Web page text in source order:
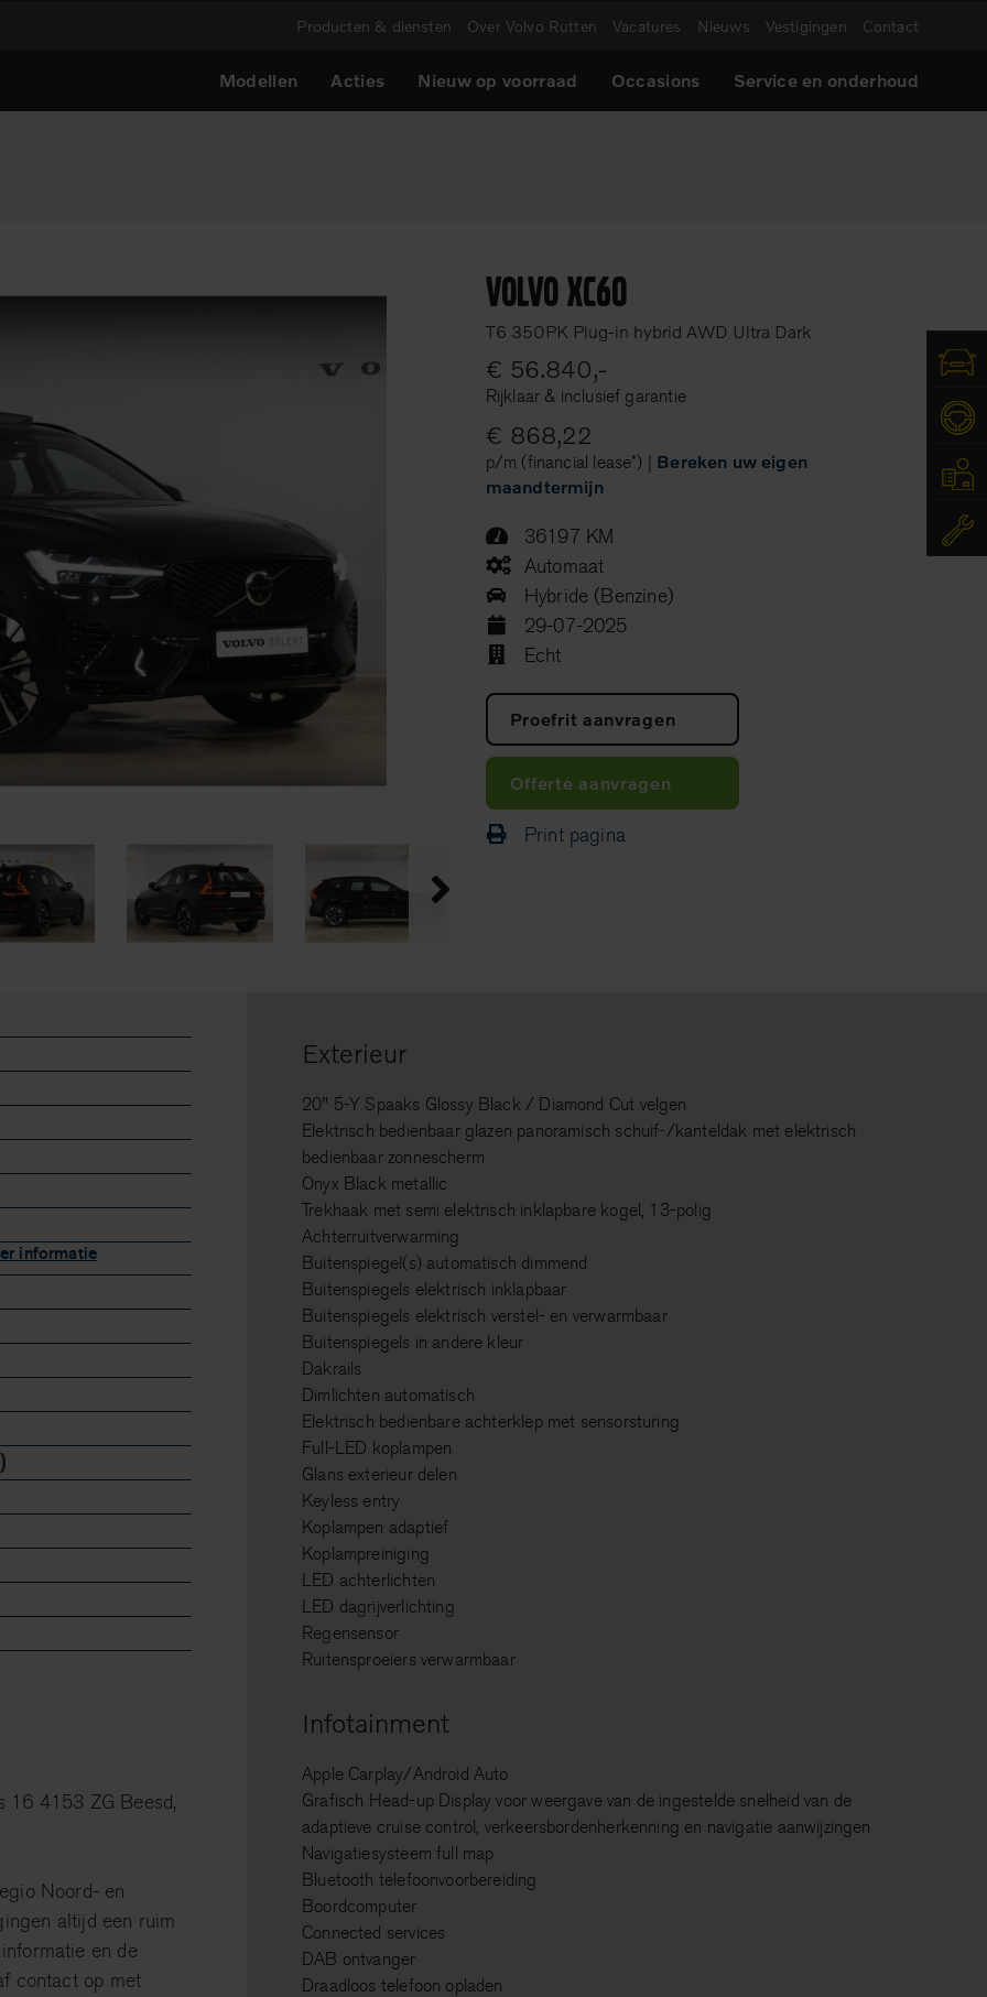
Producten & diensten Over Volvo Rutten Vacatures Nieuws Vestigingen Contact
Modellen Acties Nieuw op voorraad Occasions Service en onderhoud
Volvo XC60
T6 350PK Plug-in hybrid AWD Ultra Dark
€ 56.840,-
Rijklaar & inclusief garantie
€ 868,22
p/m (financial lease*) | Bereken uw eigen
maandtermijn
36197 KM
Automaat
Hybride (Benzine)
29-07-2025
Echt
Proefrit aanvragen
Offerte aanvragen
Print pagina
informatie
16 4153 ZG Beesd,
Noord- en
altijd een ruim
en de
contact op met
Exterieur
20" 5-Y Spaaks Glossy Black / Diamond Cut velgen
Elektrisch bedienbaar glazen panoramisch schuif-/kanteldak met elektrisch
bedienbaar zonnescherm
Onyx Black metallic
Trekhaak met semi elektrisch inklapbare kogel, 13-polig
Achterruitverwarming
Buitenspiegel(s) automatisch dimmend
Buitenspiegels elektrisch inklapbaar
Buitenspiegels elektrisch verstel- en verwarmbaar
Buitenspiegels in andere kleur
Dakrails
Dimlichten automatisch
Elektrisch bedienbare achterklep met sensorsturing
Full-LED koplampen
Glans exterieur delen
Keyless entry
Koplampen adaptief
Koplampreiniging
LED achterlichten
LED dagrijverlichting
Regensensor
Ruitensproeiers verwarmbaar
Infotainment
Apple Carplay/Android Auto
Grafisch Head-up Display voor weergave van de ingestelde snelheid van de
adaptieve cruise control, verkeersbordenherkenning en navigatie aanwijzingen
Navigatiesysteem full map
Bluetooth telefoonvoorbereiding
Boordcomputer
Connected services
DAB ontvanger
Draadloos telefoon opladen